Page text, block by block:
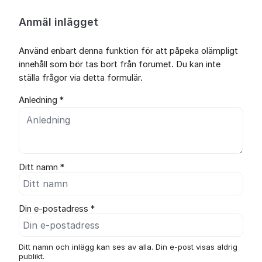
Anmäl inlägget
Använd enbart denna funktion för att påpeka olämpligt
innehåll som bör tas bort från forumet. Du kan inte
ställa frågor via detta formulär.
Anledning *
Ditt namn *
Din e-postadress *
Ditt namn och inlägg kan ses av alla. Din e-post visas aldrig
publikt.